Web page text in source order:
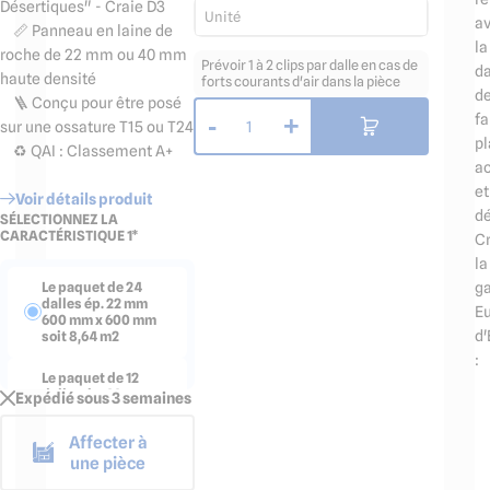
Désertiques" - Craie D3
📏 Panneau en laine de
roche de 22 mm ou 40 mm
haute densité
🪜 Conçu pour être posé
sur une ossature T15 ou T24
♻️ QAI : Classement A+
Voir détails produit
SÉLECTIONNEZ LA
CARACTÉRISTIQUE 1*
Le paquet de 24
dalles ép. 22 mm
600 mm x 600 mm
soit 8,64 m2
Le paquet de 12
dalles ép. 22 mm
Le paquet de 20
Expédié sous 3 semaines
Affecter à
une pièce
Unité
Prévoir 1 à 2 clips par dalle en cas de
forts courants d'air dans la pièce
- 1 +
la
et
la
: